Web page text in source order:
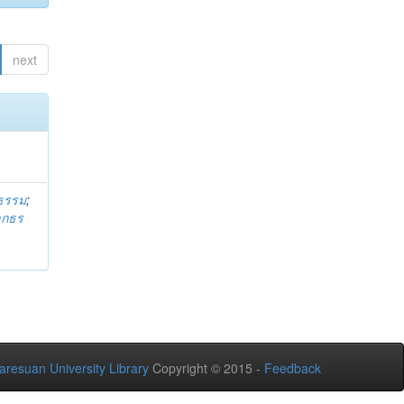
next
รม;
ธร
University Library Copyright © 2015 - Feedback